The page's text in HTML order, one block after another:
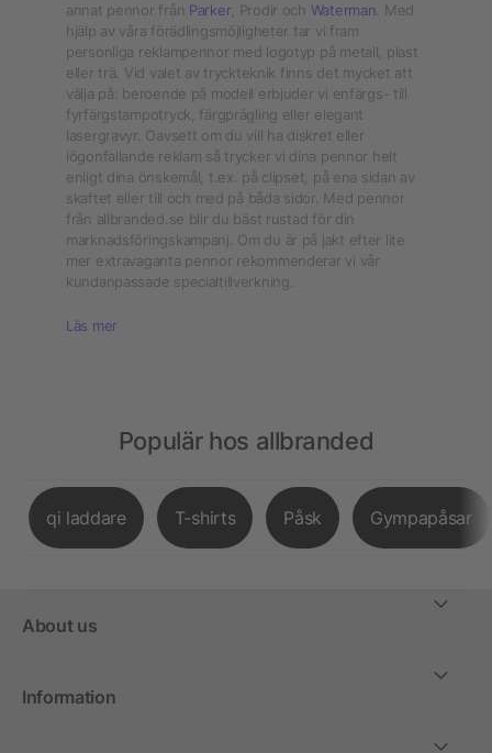
annat pennor från Parker, Prodir och Waterman . Med
hjälp av våra förädlingsmöjligheter tar vi fram
personliga reklampennor med logotyp på metall, plast
eller trä. Vid valet av tryckteknik finns det mycket att
välja på: beroende på modell erbjuder vi enfärgs- till
fyrfärgstampotryck, färgprägling eller elegant
lasergravyr. Oavsett om du vill ha diskret eller
iögonfallande reklam så trycker vi dina pennor helt
enligt dina önskemål, t.ex. på clipset, på ena sidan av
skaftet eller till och med på båda sidor. Med pennor
från allbranded.se blir du bäst rustad för din
marknadsföringskampanj. Om du är på jakt efter lite
mer extravaganta pennor rekommenderar vi vår
kundanpassade specialtillverkning.
Läs mer
Populär hos allbranded
qi laddare T-shirts Påsk Gympapåsar
About us
Information